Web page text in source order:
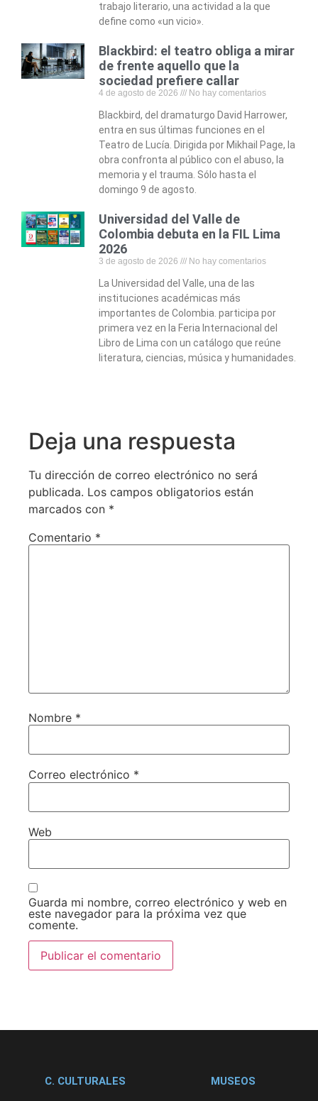
trabajo literario, una actividad a la que
define como «un vicio».
Blackbird: el teatro obliga a mirar
de frente aquello que la
sociedad prefiere callar
4 de agosto de 2026 No hay comentarios
Blackbird, del dramaturgo David Harrower,
entra en sus últimas funciones en el
Teatro de Lucía. Dirigida por Mikhail Page, la
obra confronta al público con el abuso, la
memoria y el trauma. Sólo hasta el
domingo 9 de agosto.
Universidad del Valle de
Colombia debuta en la FIL Lima
2026
3 de agosto de 2026 No hay comentarios
La Universidad del Valle, una de las
instituciones académicas más
importantes de Colombia. participa por
primera vez en la Feria Internacional del
Libro de Lima con un catálogo que reúne
literatura, ciencias, música y humanidades.
Deja una respuesta
Tu dirección de correo electrónico no será
publicada. Los campos obligatorios están
marcados con *
Comentario *
Nombre *
Correo electrónico *
Web
Guarda mi nombre, correo electrónico y web en
este navegador para la próxima vez que
comente.
C. CULTURALES MUSEOS